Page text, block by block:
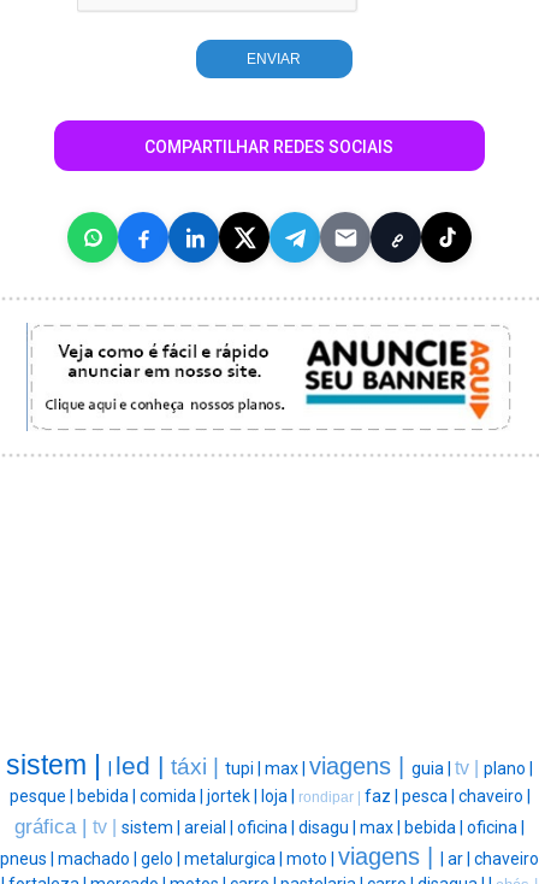
COMPARTILHAR REDES SOCIAIS
sistem | | led | táxi | tupi | max | viagens | guia | tv | plano |
pesque | bebida | comida | jortek | loja | rondipar | faz | pesca | chaveiro |
gráfica | tv | sistem | areial | oficina | disagu | max | bebida | oficina |
pneus | machado | gelo | metalurgica | moto | viagens | | ar | chaveiro